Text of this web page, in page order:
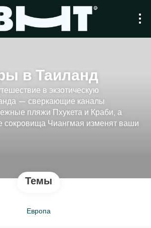
в Таиланд
в экзотическую
— сверкающие каналы
пляжи Пхукета и Краби, а
сокровища Чиангмая изменят ваши
Темы
Европа